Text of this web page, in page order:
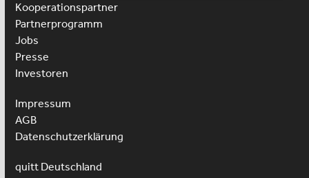
Kooperationspartner
Partnerprogramm
Jobs
Presse
Investoren
Impressum
AGB
Datenschutzerklärung
quitt Deutschland